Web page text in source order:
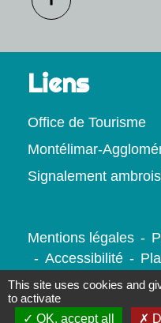
Liens
Office de Tourisme
Montélimar-
Signalement
Mentions légales -
- Accessibilité -
Gestion des cookies
This site uses cookies and
to activate
OK, accept all